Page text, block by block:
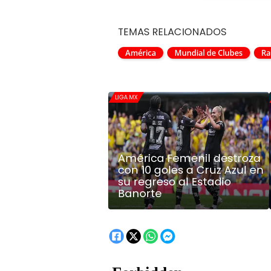
TEMAS RELACIONADOS
América Mundial de Clubes
LIGA MX
América Femenil destroza
con 10 goles a Cruz Azul en
su regreso al Estadio
Banorte